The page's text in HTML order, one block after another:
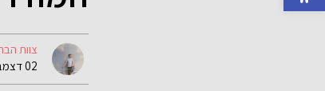
צוות
02 דצמבר, 2025 10:15